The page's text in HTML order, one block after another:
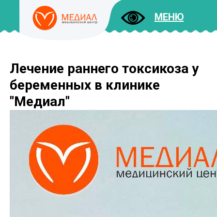
МЕНЮ
ДОКУМЕНТЫ
УСЛУГИ
Лечение раннего токсикоза у
беременных в клинике
"Медиал"